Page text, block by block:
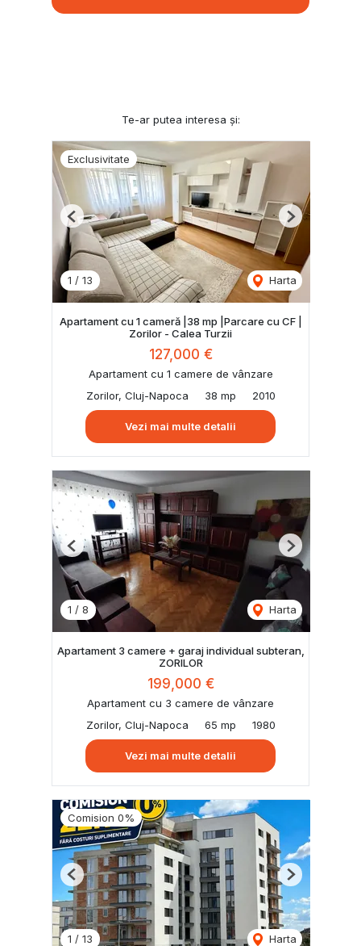
Te-ar putea interesa și:
Exclusivitate
1 / 13 Harta
Previous Next
Apartament cu 1 cameră |38 mp |Parcare cu CF |
Zorilor - Calea Turzii
127,000 €
Apartament cu 1 camere de vânzare
Zorilor, Cluj-Napoca
38 mp 2010
Vezi mai multe detalii
1 / 8 Harta
Previous Next
Apartament 3 camere + garaj individual subteran,
ZORILOR
199,000 €
Apartament cu 3 camere de vânzare
Zorilor, Cluj-Napoca
65 mp 1980
Vezi mai multe detalii
Comision 0%
1 / 13 Harta
Previous Next